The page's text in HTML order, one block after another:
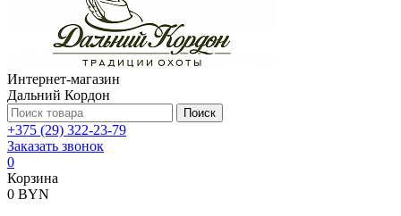
Интернет-магазин
Дальний Кордон
Поиск
+375 (29) 322-23-79
Заказать звонок
0
Корзина
0 BYN